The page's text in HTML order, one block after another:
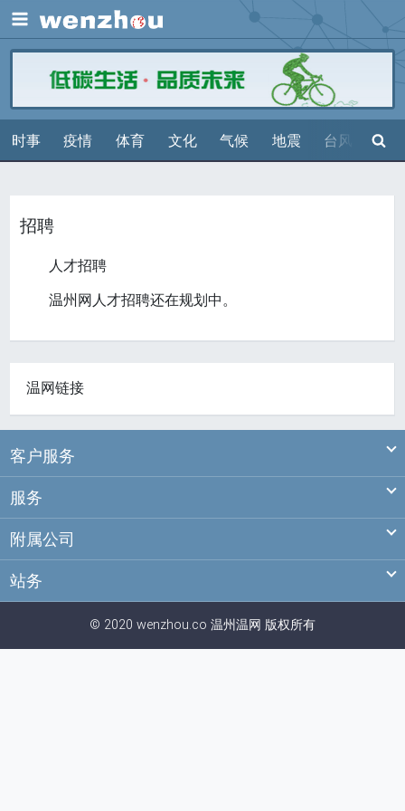
展开
时事 疫情 体育 文化 气候 地震 台风 天气
搜索
招聘
人才招聘
温州网人才招聘还在规划中。
温网链接
客户服务
服务
附属公司
站务
© 2020 wenzhou.co 温州温网 版权所有